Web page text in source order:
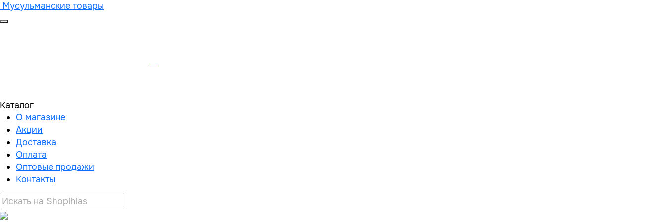
Мусульманские товары
Каталог
О магазине
Акции
Доставка
Оплата
Оптовые продажи
Контакты